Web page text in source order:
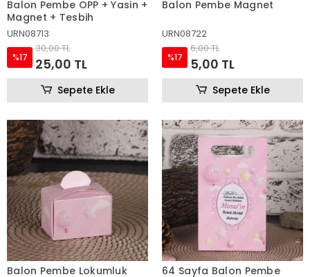
Balon Pembe OPP + Yasin +
Magnet + Tesbih
URN08713
%17
30,00 TL
25,00 TL
Sepete Ekle
Balon Pembe Magnet
URN08722
%17
6,00 TL
5,00 TL
Sepete Ekle
Balon Pembe Lokumluk
64 Sayfa Balon Pembe